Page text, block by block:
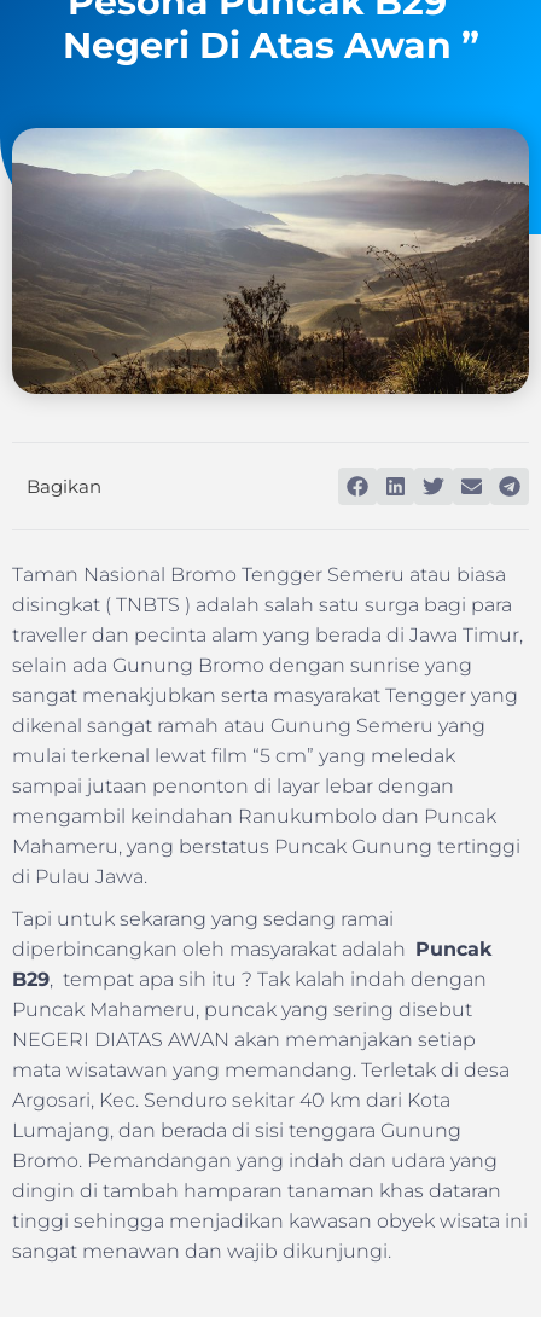
Negeri Di Atas Awan ”
Bagikan
Taman Nasional Bromo Tengger Semeru atau biasa
disingkat ( TNBTS ) adalah salah satu surga bagi para
traveller dan pecinta alam yang berada di Jawa Timur,
selain ada Gunung Bromo dengan sunrise yang
sangat menakjubkan serta masyarakat Tengger yang
dikenal sangat ramah atau Gunung Semeru yang
mulai terkenal lewat film “5 cm” yang meledak
sampai jutaan penonton di layar lebar dengan
mengambil keindahan Ranukumbolo dan Puncak
Mahameru, yang berstatus Puncak Gunung tertinggi
di Pulau Jawa.
Tapi untuk sekarang yang sedang ramai
diperbincangkan oleh masyarakat adalah Puncak
B29, tempat apa sih itu ? Tak kalah indah dengan
Puncak Mahameru, puncak yang sering disebut
NEGERI DIATAS AWAN akan memanjakan setiap
mata wisatawan yang memandang. Terletak di desa
Argosari, Kec. Senduro sekitar 40 km dari Kota
Lumajang, dan berada di sisi tenggara Gunung
Bromo. Pemandangan yang indah dan udara yang
dingin di tambah hamparan tanaman khas dataran
tinggi sehingga menjadikan kawasan obyek wisata ini
sangat menawan dan wajib dikunjungi.